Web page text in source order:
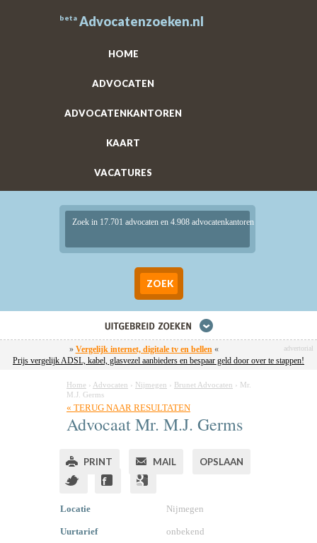
beta Advocatenzoeken.nl
HOME
ADVOCATEN
ADVOCATENKANTOREN
KAART
VACATURES
Zoek in 17.701 advocaten en 4.908 advocatenkantoren
» Vergelijk internet, digitale tv en bellen« advertorial
Prijs vergelijk ADSL, kabel, glasvezel aanbieders en bespaar geld door over te stappen!
Home › Advocaten › Nijmegen › Brunet Advocaten › Mr.
M.J. Germs
« TERUG NAAR RESULTATEN
AdvocaatMr. M.J. Germs
PRINT MAIL OPSLAAN
Locatie Nijmegen
Uurtarief onbekend